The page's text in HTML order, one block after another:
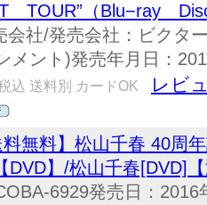
TOUR”（Blu−ray
会社/発売会社：ビクタ
メント)発売年月日：
込 送料別 カードOK
レビ
料無料】松山千春 40周
DVD】/松山千春[DVD]
6929発売日：2016